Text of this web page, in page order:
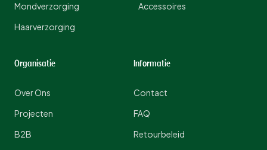
Organisatie
Over Ons
Projecten
B2B
Mondverzorging
Haarverzorging
Accessoires
Informatie
Contact
FAQ
Retourbeleid